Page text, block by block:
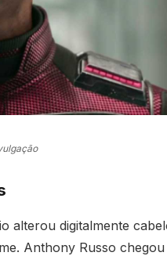
alterou digitalmente
Anthony Russo